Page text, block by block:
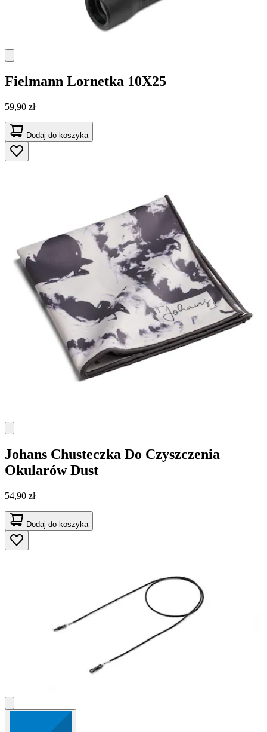
Fielmann Lornetka 10X25
59,90 zł
Dodaj do koszyka
Johans Chusteczka Do Czyszczenia
Okularów Dust
54,90 zł
Dodaj do koszyka